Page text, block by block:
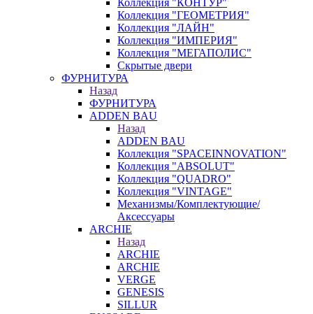
Коллекция "КОНТУР"
Коллекция "ГЕОМЕТРИЯ"
Коллекция "ЛАЙН"
Коллекция "ИМПЕРИЯ"
Коллекция "МЕГАПОЛИС"
Скрытые двери
ФУРНИТУРА
Назад
ФУРНИТУРА
ADDEN BAU
Назад
ADDEN BAU
Коллекция "SPACEINNOVATION"
Коллекция "ABSOLUT"
Коллекция "QUADRO"
Коллекция "VINTAGE"
Механизмы/Комплектующие/
Аксессуары
ARCHIE
Назад
ARCHIE
ARCHIE
VERGE
GENESIS
SILLUR